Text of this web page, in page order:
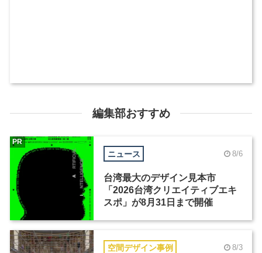
編集部おすすめ
ニュース 8/6
台湾最大のデザイン見本市
「2026台湾クリエイティブエキ
スポ」が8月31日まで開催
PR
空間デザイン事例 8/3